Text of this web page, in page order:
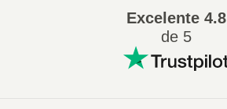
Excelente4.8
de 5